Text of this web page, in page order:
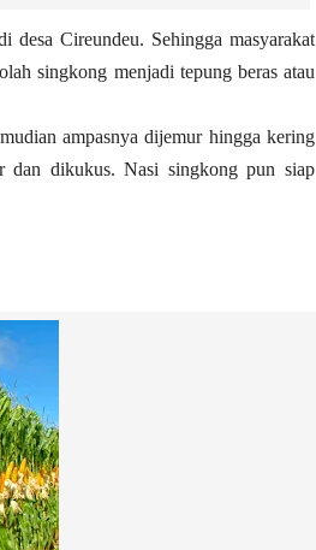
Cireundeu. Sehingga masyarakat
singkong menjadi tepung beras atau
ampasnya dijemur hingga kering
dan dikukus. Nasi singkong pun siap